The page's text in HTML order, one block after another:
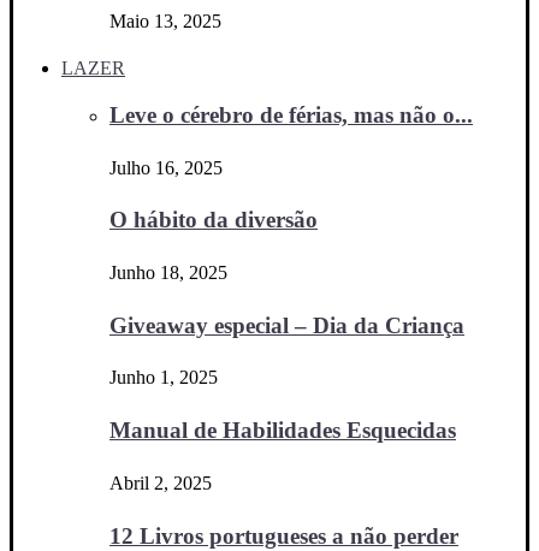
Maio 13, 2025
LAZER
Leve o cérebro de férias, mas não o...
Julho 16, 2025
O hábito da diversão
Junho 18, 2025
Giveaway especial – Dia da Criança
Junho 1, 2025
Manual de Habilidades Esquecidas
Abril 2, 2025
12 Livros portugueses a não perder